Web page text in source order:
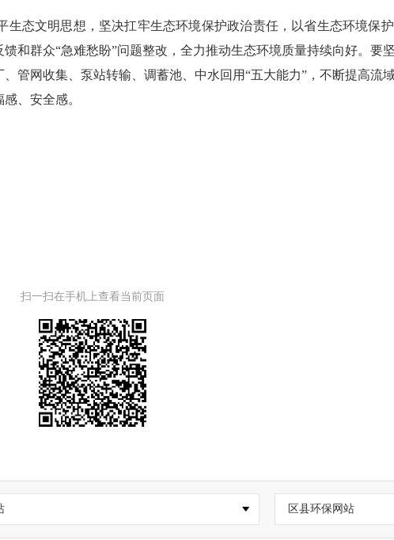
态文明思想，坚决扛牢生态环境保护政治责任，以省生态环境保
馈和群众“急难愁盼”问题整改，全力推动生态环境质量持续向好。要
管网收集、泵站转输、调蓄池、中水回用“五大能力”，不断提高流
、安全感。
扫一扫在手机上查看当前页面
区县环保网站